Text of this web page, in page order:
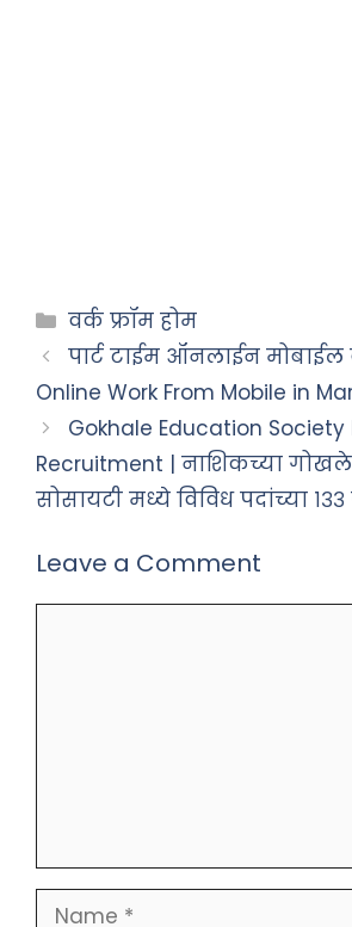
वर्क फ्रॉम होम
पार्ट टाईम ऑनलाईन
Online Work From Mobile in
Gokhale Education Society
Recruitment | नाशिकच्या
सोसायटी मध्ये विविध पदांच्या १३३
Leave a Comment